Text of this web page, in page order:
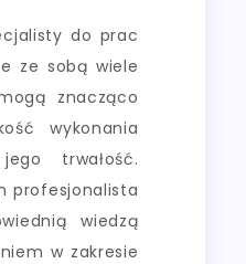
do prac
ze sobą wiele
znacząco
wykonania
trwałość.
profesjonalista
wiedzą
w zakresie